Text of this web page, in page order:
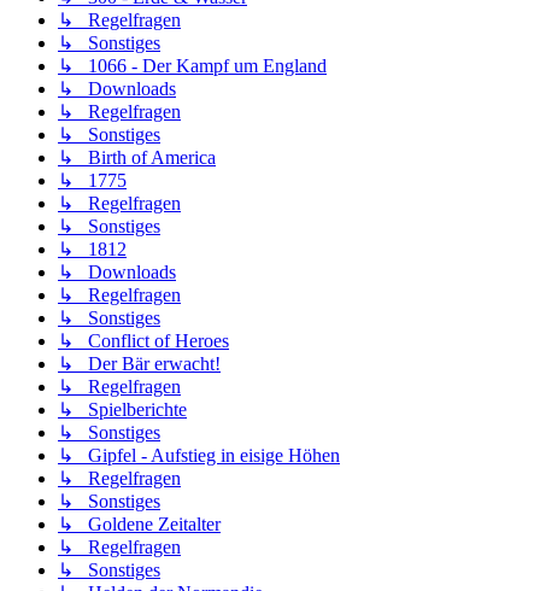
↳ Regelfragen
↳ Sonstiges
↳ 1066 - Der Kampf um England
↳ Downloads
↳ Regelfragen
↳ Sonstiges
↳ Birth of America
↳ 1775
↳ Regelfragen
↳ Sonstiges
↳ 1812
↳ Downloads
↳ Regelfragen
↳ Sonstiges
↳ Conflict of Heroes
↳ Der Bär erwacht!
↳ Regelfragen
↳ Spielberichte
↳ Sonstiges
↳ Gipfel - Aufstieg in eisige Höhen
↳ Regelfragen
↳ Sonstiges
↳ Goldene Zeitalter
↳ Regelfragen
↳ Sonstiges